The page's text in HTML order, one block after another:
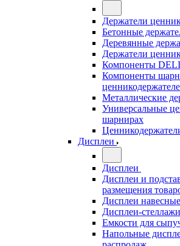
Держатели
Бетонные
Деревянные
Держатели
Компоненты DELI
Компоненты
Металлические
Универсальные
шарнирах
Дисплеи
Дисплеи
Дисплеи и
размещения
Дисплеи навесные
Дисплеи-стеллажи
Емкости для
Напольные